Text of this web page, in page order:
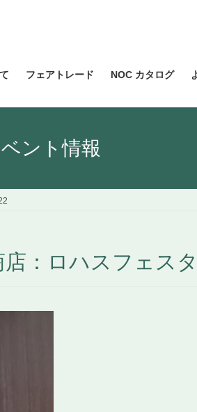
フェアトレード NOC カタログ
ント情報
：ロハスフェス